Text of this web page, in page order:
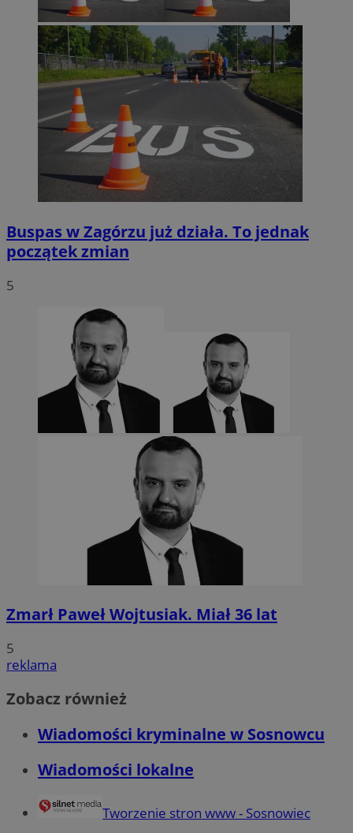
Buspas w Zagórzu już działa. To jednak
początek zmian
5
Zmarł Paweł Wojtusiak. Miał 36 lat
5
reklama
Zobacz również
Wiadomości kryminalne w Sosnowcu
Wiadomości lokalne
Tworzenie stron www - Sosnowiec